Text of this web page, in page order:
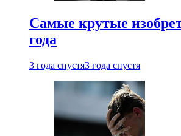
Самые крутые
года
3 года спустя3 года спустя